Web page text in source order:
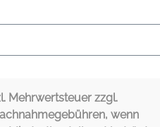
Mehrwertsteuer zzgl.
wenn